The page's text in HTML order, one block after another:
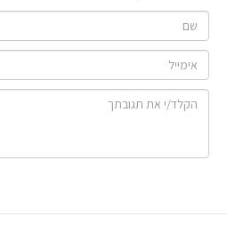
שם
אימייל
תגובה